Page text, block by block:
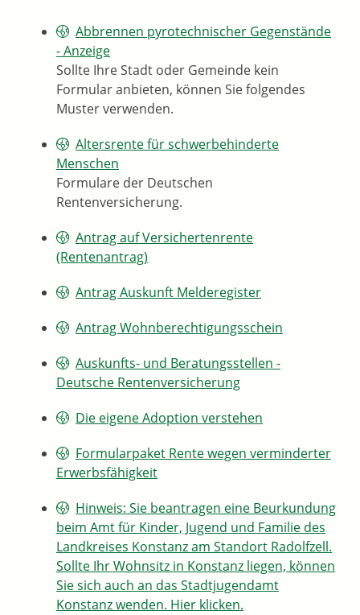
Abbrennen pyrotechnischer Gegenstände
- Anzeige
Sollte Ihre Stadt oder Gemeinde kein
Formular anbieten, können Sie folgendes
Muster verwenden.
Altersrente für schwerbehinderte
Menschen
Formulare der Deutschen
Rentenversicherung.
Antrag auf Versichertenrente
(Rentenantrag)
Antrag Auskunft Melderegister
Antrag Wohnberechtigungsschein
Auskunfts- und Beratungsstellen -
Deutsche Rentenversicherung
Die eigene Adoption verstehen
Formularpaket Rente wegen verminderter
Erwerbsfähigkeit
Hinweis: Sie beantragen eine Beurkundung
beim Amt für Kinder, Jugend und Familie des
Landkreises Konstanz am Standort Radolfzell.
Sollte Ihr Wohnsitz in Konstanz liegen, können
Sie sich auch an das Stadtjugendamt
Konstanz wenden. Hier klicken.